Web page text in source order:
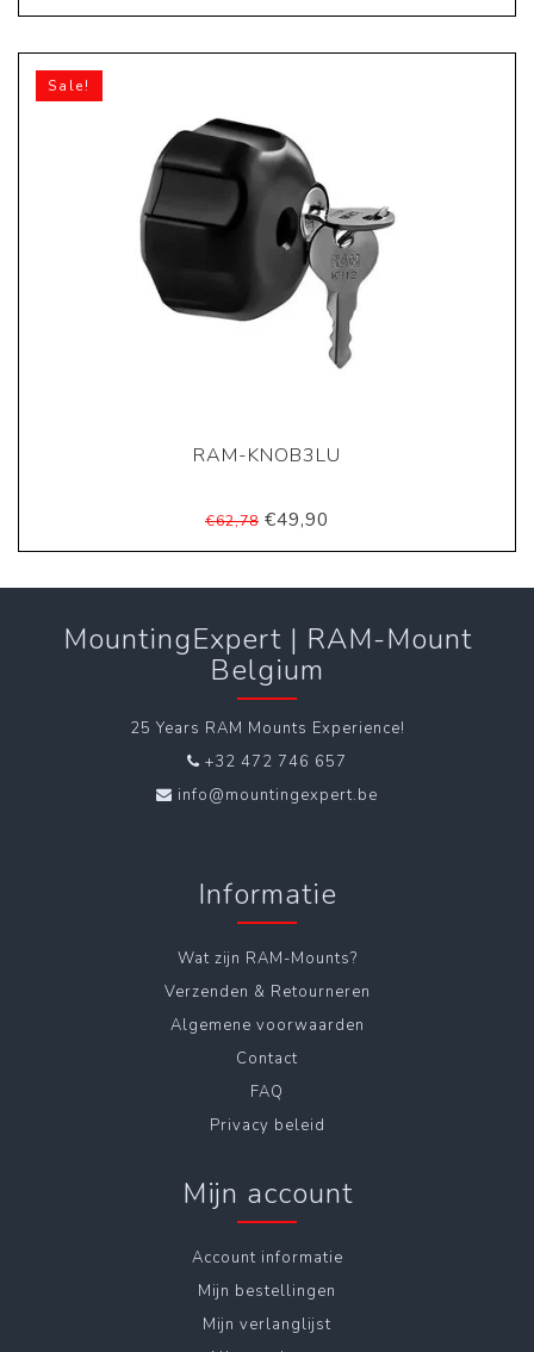
Sale!
RAM-KNOB3LU
€62,78 €49,90
MountingExpert | RAM-Mount
Belgium
25 Years RAM Mounts Experience!
+32 472 746 657
info@mountingexpert.be
Informatie
Wat zijn RAM-Mounts?
Verzenden & Retourneren
Algemene voorwaarden
Contact
FAQ
Privacy beleid
Mijn account
Account informatie
Mijn bestellingen
Mijn verlanglijst